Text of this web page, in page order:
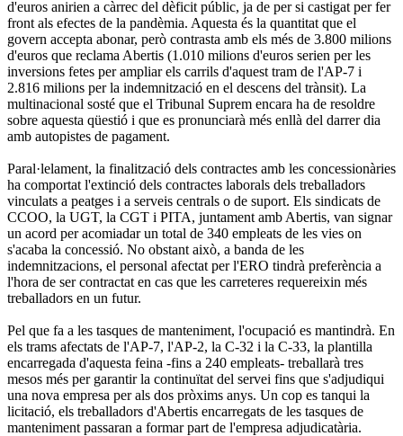
d'euros anirien a càrrec del dèficit públic, ja de per si castigat per fer
front als efectes de la pandèmia. Aquesta és la quantitat que el
govern accepta abonar, però contrasta amb els més de 3.800 milions
d'euros que reclama Abertis (1.010 milions d'euros serien per les
inversions fetes per ampliar els carrils d'aquest tram de l'AP-7 i
2.816 milions per la indemnització en el descens del trànsit). La
multinacional sosté que el Tribunal Suprem encara ha de resoldre
sobre aquesta qüestió i que es pronunciarà més enllà del darrer dia
amb autopistes de pagament.
Paral·lelament, la finalització dels contractes amb les concessionàries
ha comportat l'extinció dels contractes laborals dels treballadors
vinculats a peatges i a serveis centrals o de suport. Els sindicats de
CCOO, la UGT, la CGT i PITA, juntament amb Abertis, van signar
un acord per acomiadar un total de 340 empleats de les vies on
s'acaba la concessió. No obstant això, a banda de les
indemnitzacions, el personal afectat per l'ERO tindrà preferència a
l'hora de ser contractat en cas que les carreteres requereixin més
treballadors en un futur.
Pel que fa a les tasques de manteniment, l'ocupació es mantindrà. En
els trams afectats de l'AP-7, l'AP-2, la C-32 i la C-33, la plantilla
encarregada d'aquesta feina -fins a 240 empleats- treballarà tres
mesos més per garantir la continuïtat del servei fins que s'adjudiqui
una nova empresa per als dos pròxims anys. Un cop es tanqui la
licitació, els treballadors d'Abertis encarregats de les tasques de
manteniment passaran a formar part de l'empresa adjudicatària.